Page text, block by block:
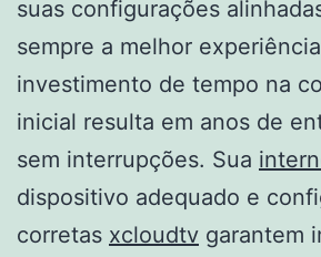
suas configurações
sempre a melhor
investimento de tempo na
inicial resulta em anos de
sem interrupções. Sua
dispositivo adequado e
corretas xcloudtv garantem